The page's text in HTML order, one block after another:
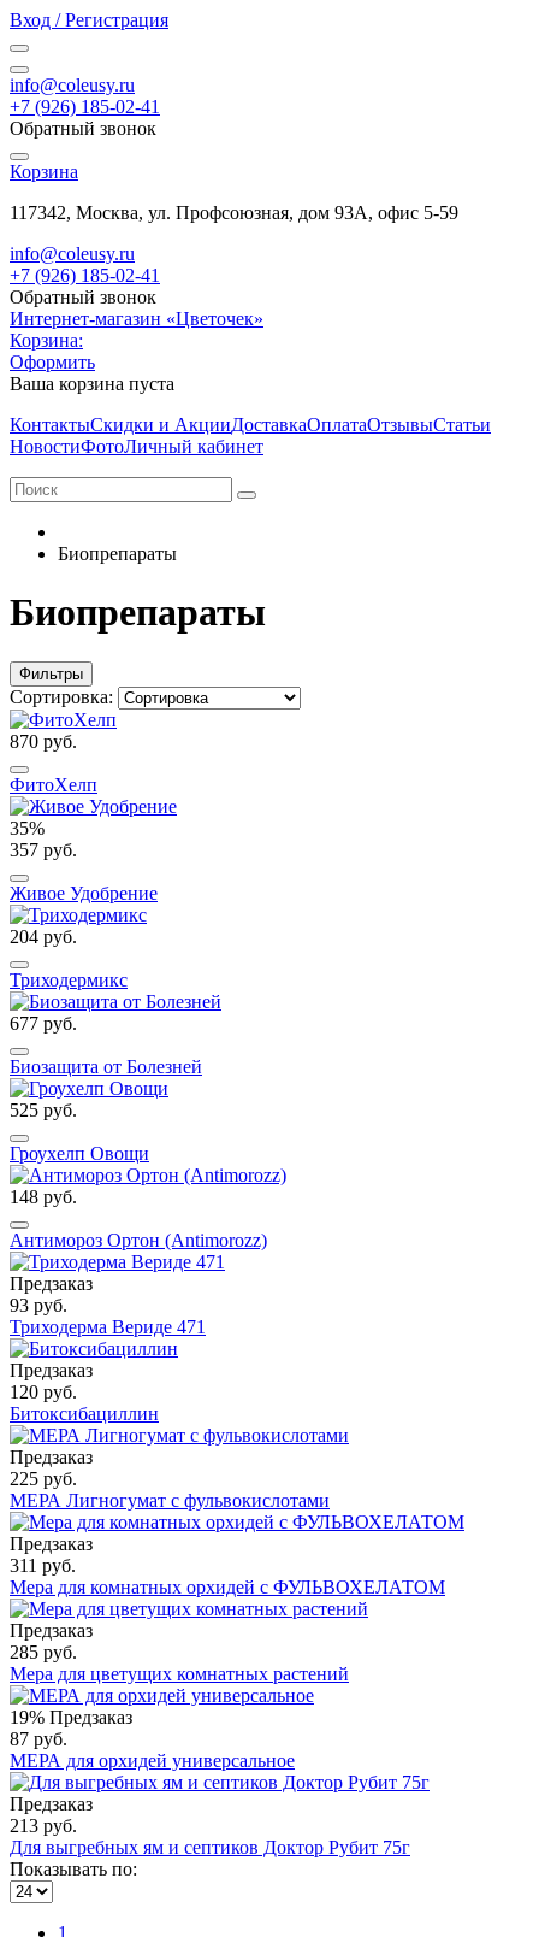
Вход / Регистрация
info@coleusy.ru
+7 (926) 185-02-41
Обратный звонок
Корзина
117342, Москва, ул. Профсоюзная, дом 93А, офис 5-59
info@coleusy.ru
+7 (926) 185-02-41
Обратный звонок
Интернет-магазин «Цветочек»
Корзина:
Оформить
Ваша корзина пуста
КонтактыСкидки и АкцииДоставкаОплатаОтзывыСтатьи
НовостиФотоЛичный кабинет
Биопрепараты
Биопрепараты
Фильтры
Сортировка:
870 руб.
ФитоХелп
35%
357 руб.
Живое Удобрение
204 руб.
Триходермикс
677 руб.
Биозащита от Болезней
525 руб.
Гроухелп Овощи
148 руб.
Антимороз Ортон (Antimorozz)
Предзаказ
93 руб.
Триходерма Вериде 471
Предзаказ
120 руб.
Битоксибациллин
Предзаказ
225 руб.
МЕРА Лигногумат с фульвокислотами
Предзаказ
311 руб.
Мера для комнатных орхидей с ФУЛЬВОХЕЛАТОМ
Предзаказ
285 руб.
Мера для цветущих комнатных растений
19% Предзаказ
87 руб.
МЕРА для орхидей универсальное
Предзаказ
213 руб.
Для выгребных ям и септиков Доктор Рубит 75г
Показывать по:
1